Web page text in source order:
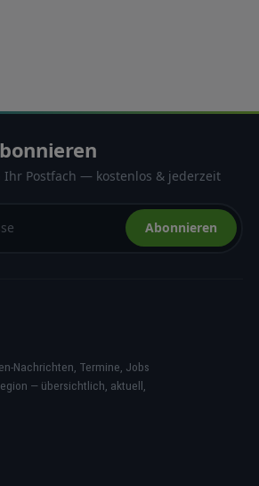
Ihr Postfach — kostenlos & jederzeit
Abonnieren
Nachrichten, Termine, Jobs
— übersichtlich, aktuell,